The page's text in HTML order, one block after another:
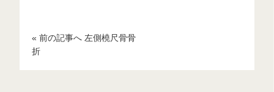
« 前の記事へ 左側橈尺骨骨
折